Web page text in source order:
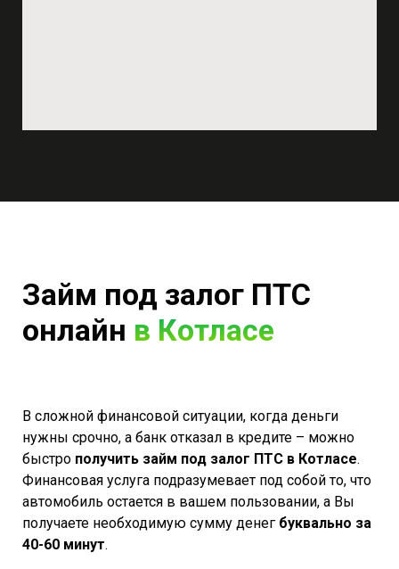
Займ под залог ПТС
онлайн в Котласе
В сложной финансовой ситуации, когда деньги
нужны срочно, а банк отказал в кредите – можно
быстро получить займ под залог ПТС в Котласе.
Финансовая услуга подразумевает под собой то, что
автомобиль остается в вашем пользовании, а Вы
получаете необходимую сумму денег буквально за
40-60 минут.